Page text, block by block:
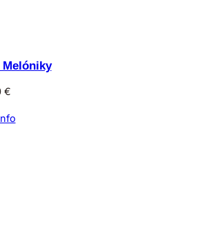
Melóniky
€